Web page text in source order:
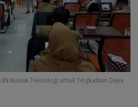
Kuasai Teknologi untuk Tingkatkan Daya